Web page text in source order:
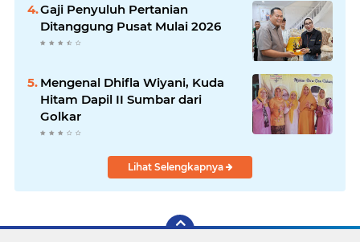
Gaji Penyuluh Pertanian
Ditanggung Pusat Mulai 2026
Mengenal Dhifla Wiyani, Kuda
Hitam Dapil II Sumbar dari
Golkar
Lihat Selengkapnya